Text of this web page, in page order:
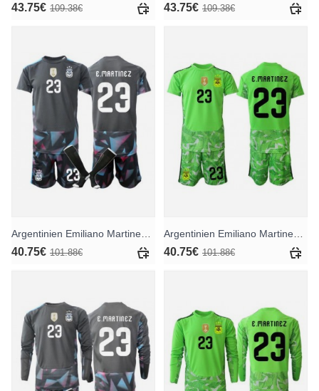
43.75€ 109.38€ 43.75€ 109.38€
40.75€ 101.88€ 40.75€ 101.88€